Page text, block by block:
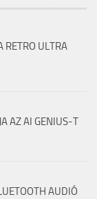
RETRO ULTRA
AZ AI GENIUS-T
AUDIÓ